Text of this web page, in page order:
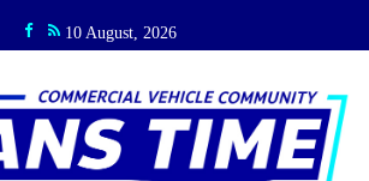
10 August, 2026